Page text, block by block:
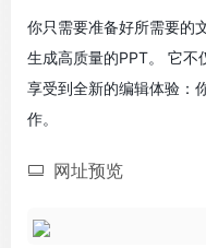
你只需要准备好所需要的
生成高质量的PPT。 它不
享受到全新的编辑体验：
作。
网址预览